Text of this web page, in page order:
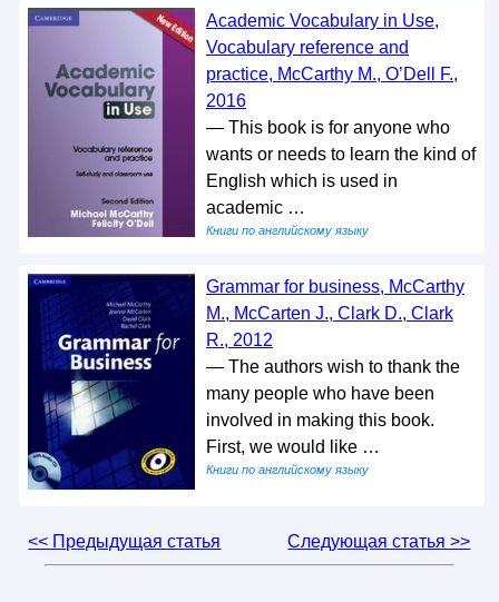
Academic Vocabulary in Use,
Vocabulary reference and
practice, McCarthy M., O’Dell F.,
2016
— This book is for anyone who
wants or needs to learn the kind of
English which is used in
academic …
Книги по английскому языку
Grammar for business, McCarthy
M., McCarten J., Clark D., Clark
R., 2012
— The authors wish to thank the
many people who have been
involved in making this book.
First, we would like …
Книги по английскому языку
<< Предыдущая статья Следующая статья >>